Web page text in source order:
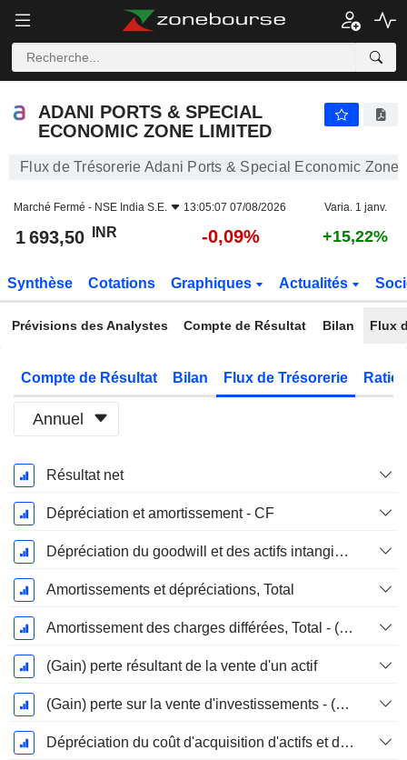
ADANI PORTS & SPECIAL
ECONOMIC ZONE LIMITED
Flux de Trésorerie Adani Ports & Special Economic Zone
Marché Fermé - NSE India S.E. 13:05:07 07/08/2026 Varia. 1 janv.
1 693,50 INR -0,09% +15,22%
Synthèse Cotations Graphiques Actualités
Prévisions des Analystes Compte de Résultat Bilan Flux
Compte de Résultat Bilan Flux de Trésorerie
Annuel
Période
Fiscale:
Mars
Résultat net
Dépréciation et amortissement - CF
Dépréciation du goodwill et des actifs intangibles
Amortissements et dépréciations, Total
Amortissement des charges différées, Total - (CF)
(Gain) perte résultant de la vente d'un actif
(Gain) perte sur la vente d'investissements - (CF)
Dépréciation du coût d'acquisition d'actifs et dépenses de restructuration